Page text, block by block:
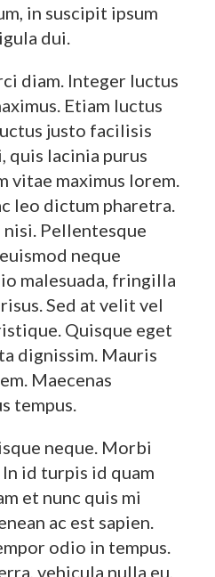
in suscipit ipsum
dui.
diam. Integer luctus
Etiam luctus
justo facilisis
quis lacinia purus
vitae maximus lorem.
leo dictum pharetra.
nisi. Pellentesque
neque
malesuada, fringilla
Sed at velit vel
Quisque eget
dignissim. Mauris
Maecenas
tempus.
neque. Morbi
id turpis id quam
et nunc quis mi
ac est sapien.
odio in tempus.
vehicula nulla eu,